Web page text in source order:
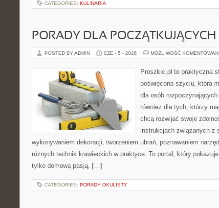
CATEGORIES: KULINARIA
PORADY DLA
POSTED BY ADMIN CZE - 5 - 2026 MOŻLIWOŚĆ
Proszkic.pl to praktyczna
poświęcona szyciu, która
dla osób
również dla tych, którzy
chcą rozwijać swoje
instrukcjach związanych z
wykonywaniem dekoracji, tworzeniem ubrań, poznawaniem
różnych technik krawieckich w praktyce. To portal, który
tylko domową pasją, […]
CATEGORIES: PORADY OKULISTY